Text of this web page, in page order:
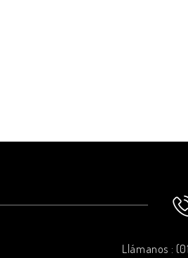
Llámanos :